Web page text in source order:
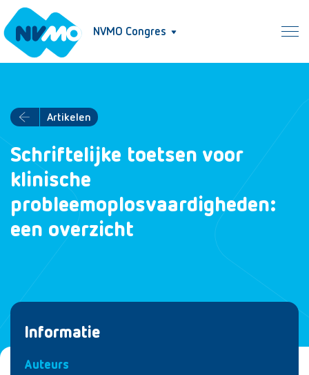
NVMO Congres
Artikelen
Schriftelijke toetsen voor
klinische
probleemoplosvaardigheden:
een overzicht
Informatie
Auteurs